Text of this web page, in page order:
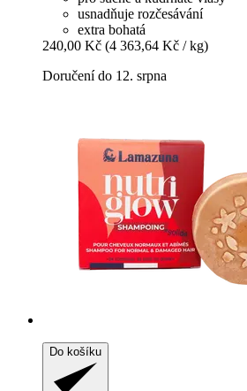
usnadňuje rozčesávání
extra bohatá
240,00 Kč (4 363,64 Kč / kg)
Doručení do 12. srpna
Do košíku